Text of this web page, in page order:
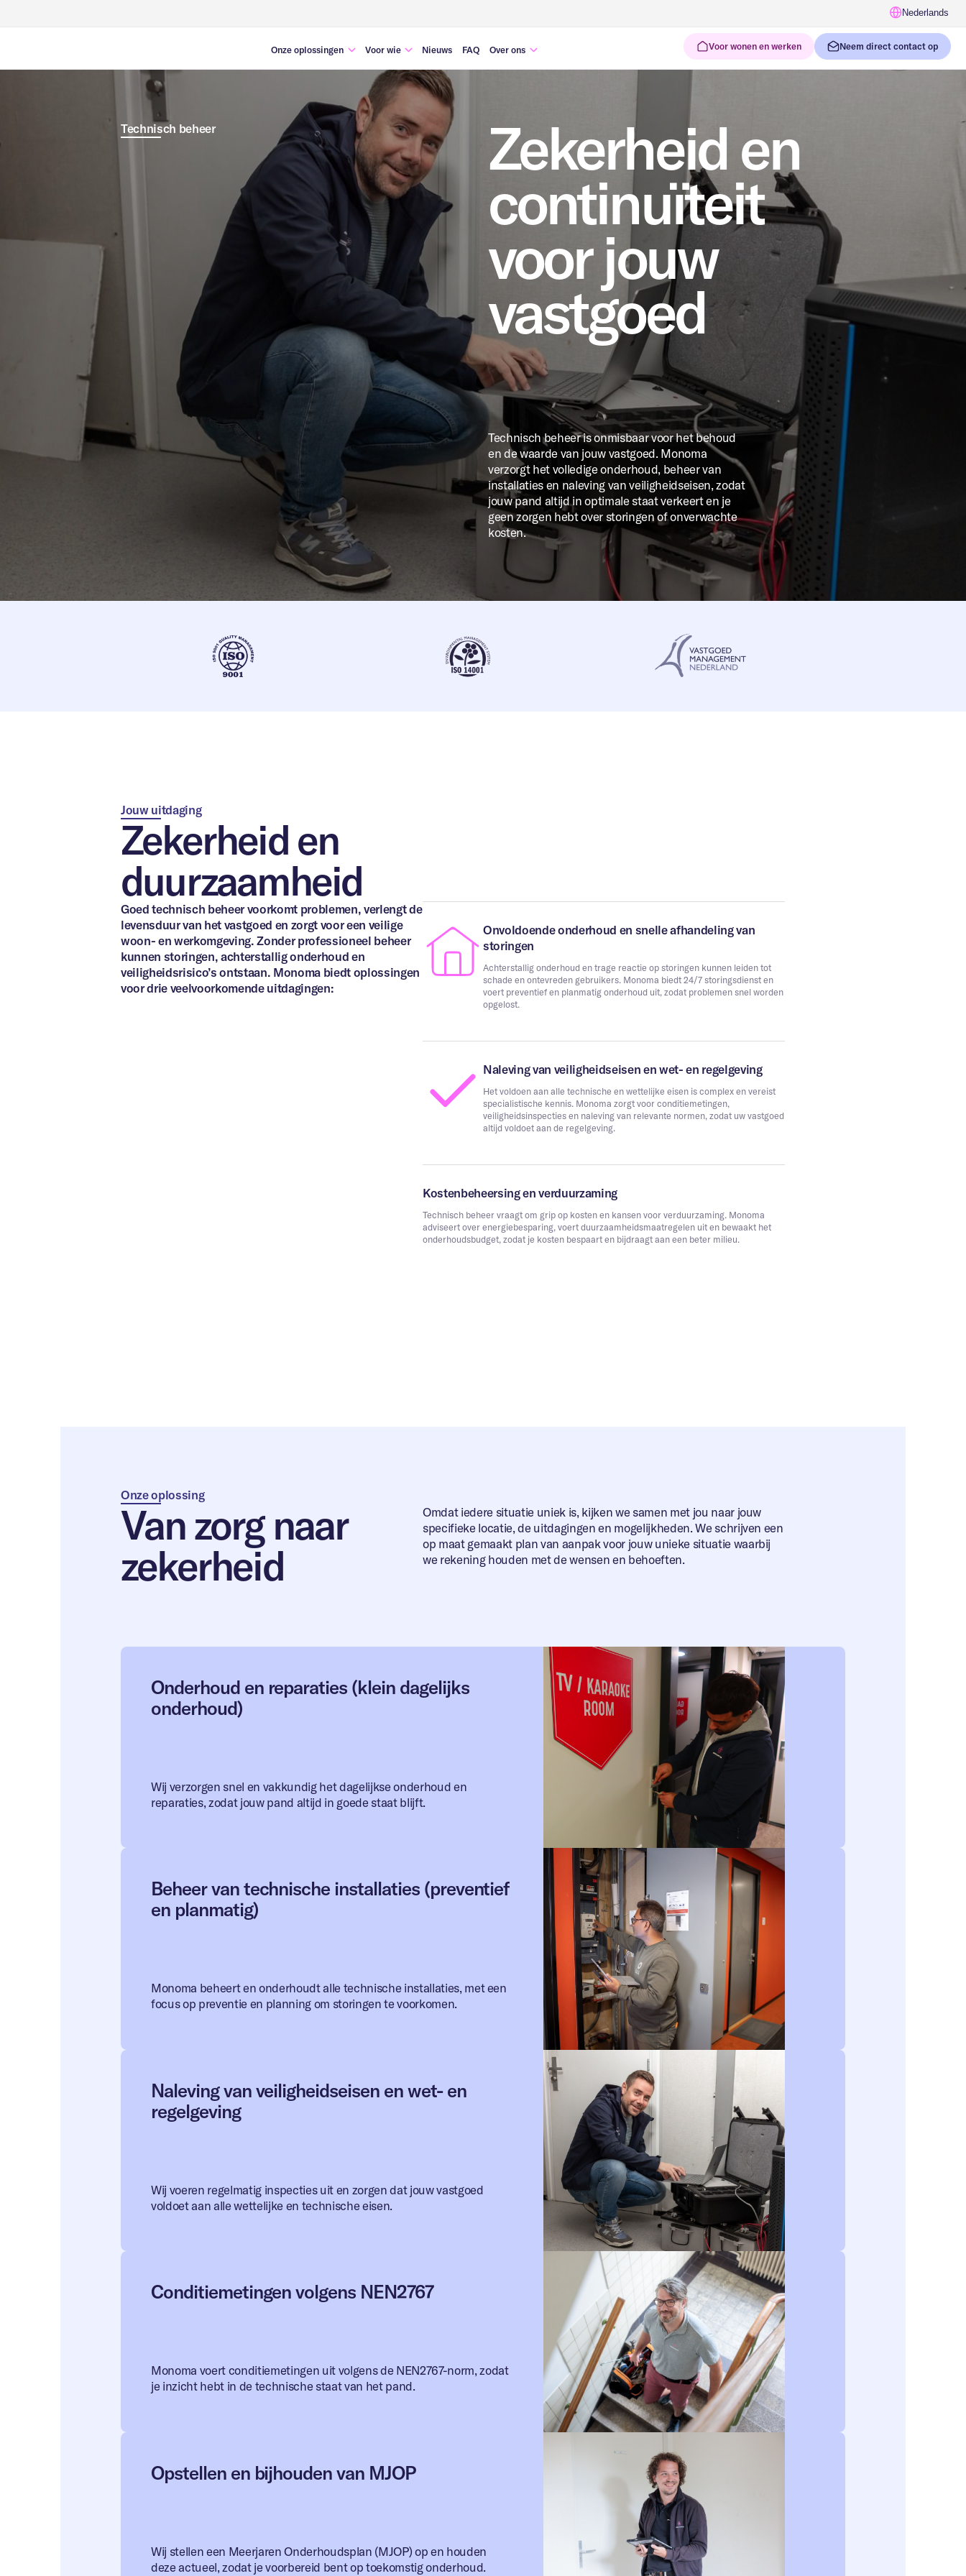
Nederlands
Onze oplossingen
Leegstandbeheer
Beveiliging
Tijdelijke transformatie
Vastgoedbeheer
Voor wie
Gemeente & overheden
Commercieel vastgoed
Religieus vastgoed
Vastgoed ontwikkelaars
Woningcorporaties
Zorgvastgoed
Nieuws FAQ Over ons
Werken bij Monoma
Voor wonen en werken Neem direct contact op
Technisch beheer Zekerheid en
continuïteit
voor jouw
vastgoed
Technisch beheer is onmisbaar voor het behoud
en de waarde van jouw vastgoed. Monoma
verzorgt het volledige onderhoud, beheer van
installaties en naleving van veiligheidseisen, zodat
jouw pand altijd in optimale staat verkeert en je
geen zorgen hebt over storingen of onverwachte
kosten.
Jouw uitdaging
Zekerheid en
duurzaamheid
Goed technisch beheer voorkomt problemen, verlengt de
levensduur van het vastgoed en zorgt voor een veilige
woon- en werkomgeving. Zonder professioneel beheer
kunnen storingen, achterstallig onderhoud en
veiligheidsrisico’s ontstaan. Monoma biedt oplossingen
voor drie veelvoorkomende uitdagingen:
Onvoldoende onderhoud en snelle afhandeling van
storingen
Achterstallig onderhoud en trage reactie op storingen kunnen leiden tot
schade en ontevreden gebruikers. Monoma biedt 24/7 storingsdienst en
voert preventief en planmatig onderhoud uit, zodat problemen snel worden
opgelost.
Naleving van veiligheidseisen en wet- en regelgeving
Het voldoen aan alle technische en wettelijke eisen is complex en vereist
specialistische kennis. Monoma zorgt voor conditiemetingen,
veiligheidsinspecties en naleving van relevante normen, zodat uw vastgoed
altijd voldoet aan de regelgeving.
Kostenbeheersing en verduurzaming
Technisch beheer vraagt om grip op kosten en kansen voor verduurzaming. Monoma
adviseert over energiebesparing, voert duurzaamheidsmaatregelen uit en bewaakt het
onderhoudsbudget, zodat je kosten bespaart en bijdraagt aan een beter milieu.
Onze oplossing
Van zorg naar
zekerheid
Omdat iedere situatie uniek is, kijken we samen met jou naar jouw
specifieke locatie, de uitdagingen en mogelijkheden. We schrijven een
op maat gemaakt plan van aanpak voor jouw unieke situatie waarbij
we rekening houden met de wensen en behoeften.
Onderhoud en reparaties (klein dagelijks
onderhoud)
Wij verzorgen snel en vakkundig het dagelijkse onderhoud en
reparaties, zodat jouw pand altijd in goede staat blijft.
Beheer van technische installaties (preventief
en planmatig)
Monoma beheert en onderhoudt alle technische installaties, met een
focus op preventie en planning om storingen te voorkomen.
Naleving van veiligheidseisen en wet- en
regelgeving
Wij voeren regelmatig inspecties uit en zorgen dat jouw vastgoed
voldoet aan alle wettelijke en technische eisen.
Conditiemetingen volgens NEN2767
Monoma voert conditiemetingen uit volgens de NEN2767-norm, zodat
je inzicht hebt in de technische staat van het pand.
Opstellen en bijhouden van MJOP
Wij stellen een Meerjaren Onderhoudsplan (MJOP) op en houden
deze actueel, zodat je voorbereid bent op toekomstig onderhoud.
*Dit formulier is uitsluitend bedoelt voor
organisaties met (leegstaand) vastgoed.
Ben je op zoek naar een woonruimte?
Bezoek dan onze bewonerspagina
Volledige naam*
Bedrijf* Telefoonnummer *
Meer informatie over uw project*
Ja, ik ben akkoord met de privacy statement